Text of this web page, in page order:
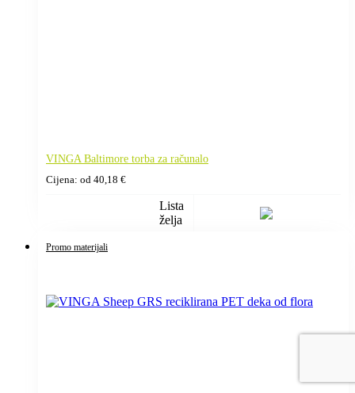
VINGA Baltimore torba za računalo
Cijena: od 40,18 €
Lista
želja
Promo materijali